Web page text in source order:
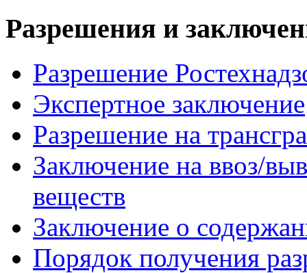
Разрешения и
Разрешение
Экспертное заключение
Разрешение на
Заключение на ввоз/
веществ
Заключение о
Порядок получения